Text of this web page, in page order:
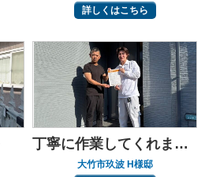
詳しくはこちら
丁寧に作業してくれました
大竹市玖波 H様邸